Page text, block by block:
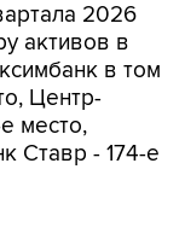
2026
активов в
в том
Центр-
место,
Ставр - 174-е